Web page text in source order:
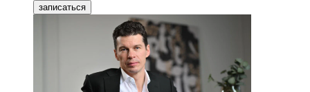
записаться